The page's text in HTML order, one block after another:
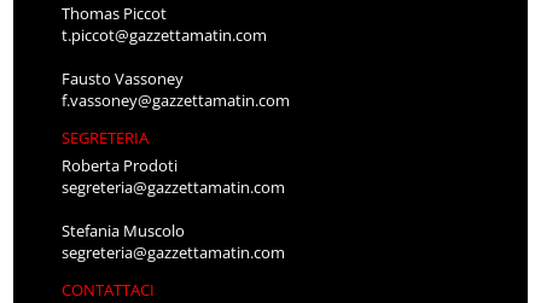
Thomas Piccot
t.piccot@gazzettamatin.com
Fausto Vassoney
f.vassoney@gazzettamatin.com
SEGRETERIA
Roberta Prodoti
segreteria@gazzettamatin.com
Stefania Muscolo
segreteria@gazzettamatin.com
CONTATTACI